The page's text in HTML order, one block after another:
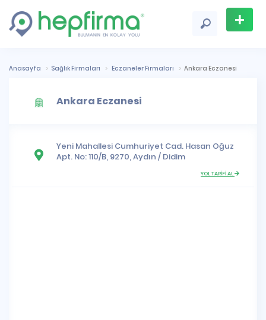
+
Ekle
Anasayfa Sağlık Firmaları Eczaneler Firmaları Ankara Eczanesi
Ankara Eczanesi
Yeni Mahallesi Cumhuriyet Cad. Hasan Oğuz
Apt. No: 110/B, 9270,Aydın / Didim
YOL TARİFİ AL